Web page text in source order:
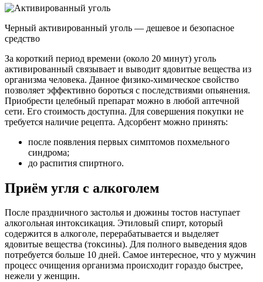
Черный активированный уголь — дешевое и безопасное
средство
За короткий период времени (около 20 минут) уголь
активированный связывает и выводит ядовитые вещества из
организма человека. Данное физико-химическое свойство
позволяет эффективно бороться с последствиями опьянения.
Приобрести целебный препарат можно в любой аптечной
сети. Его стоимость доступна. Для совершения покупки не
требуется наличие рецепта. Адсорбент можно принять:
после появления первых симптомов похмельного
синдрома;
до распития спиртного.
Приём угля с алкоголем
После праздничного застолья и дюжины тостов наступает
алкогольная интоксикация. Этиловый спирт, который
содержится в алкоголе, перерабатывается и выделяет
ядовитые вещества (токсины). Для полного выведения ядов
потребуется больше 10 дней. Самое интересное, что у мужчин
процесс очищения организма происходит гораздо быстрее,
нежели у женщин.